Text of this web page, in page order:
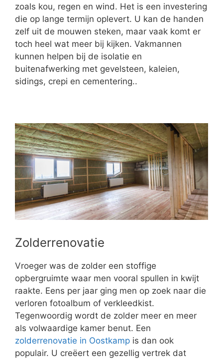
zoals kou, regen en wind. Het is een investering
die op lange termijn oplevert. U kan de handen
zelf uit de mouwen steken, maar vaak komt er
toch heel wat meer bij kijken. Vakmannen
kunnen helpen bij de isolatie en
buitenafwerking met gevelsteen, kaleien,
sidings, crepi en cementering..
Zolderrenovatie
Vroeger was de zolder een stoffige
opbergruimte waar men vooral spullen in kwijt
raakte. Eens per jaar ging men op zoek naar die
verloren fotoalbum of verkleedkist.
Tegenwoordig wordt de zolder meer en meer
als volwaardige kamer benut. Een
zolderrenovatie in Oostkamp is dan ook
populair. U creëert een gezellig vertrek dat